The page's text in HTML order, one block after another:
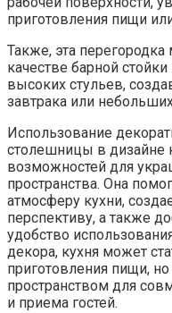
приготовления пищи
Также, эта
качестве барной
высоких стульев,
завтрака или
Использование
столешницы в дизайне
возможностей для
пространства. Она
атмосферу кухни,
перспективу, а также
удобство
декора, кухня может
приготовления пищи,
пространством для
и приема гостей.